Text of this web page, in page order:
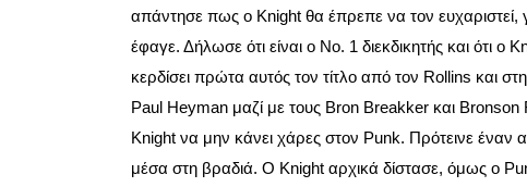
απάντησε πως ο Knight θα έπρεπε να τον ευχαριστεί,
έφαγε. Δήλωσε ότι είναι ο No. 1 διεκδικητής και ότι
κερδίσει πρώτα αυτός τον τίτλο από τον Rollins και
Paul Heyman μαζί με τους Bron Breakker και
Knight να μην κάνει χάρες στον Punk. Πρότεινε
μέσα στη βραδιά. Ο Knight αρχικά δίστασε, όμως ο